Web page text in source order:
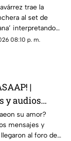
modo
VIVO
trae la
al set de
interpretando
en modo
08:10 p. m.
|
y audios
foro de
parte 1
su amor?
mensajes y
al foro de